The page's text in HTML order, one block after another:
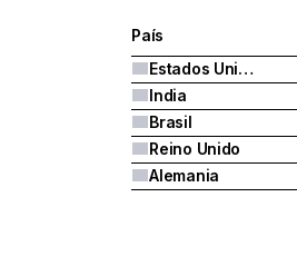
País
Estados Unidos
India
Brasil
Reino Unido
Alemania